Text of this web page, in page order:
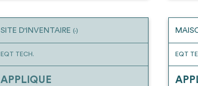
SITE D'INVENTAIRE (-)
EQT TECH.
APPLIQUE
EQT